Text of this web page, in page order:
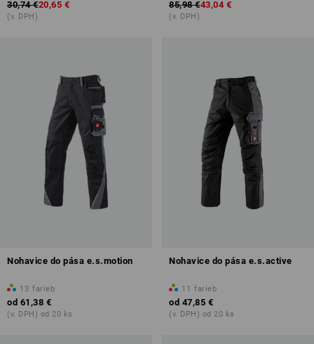
30,74 €20,65 €
(v. DPH)
85,98 €43,04 €
(v. DPH)
Nohavice do pása e.s.motion
13 farieb
od 61,38 €
(v. DPH) od 20 ks
Nohavice do pása e.s.active
11 farieb
od 47,85 €
(v. DPH) od 20 ks